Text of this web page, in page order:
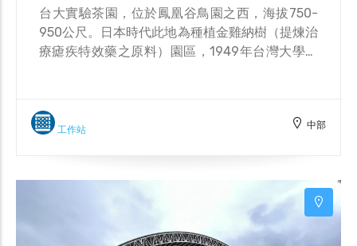
台大實驗茶園，位於鳳凰谷鳥園之西，海拔750-
950公尺。日本時代此地為種植金雞納樹（提煉治
療瘧疾特效藥之原料）園區，1949年台灣大學成
大部份面積種植阿薩姆紅茶樹，小面積栽植烏龍
茶樹。1972年大部分茶園改為原生樹種試驗地，
工作站 中部